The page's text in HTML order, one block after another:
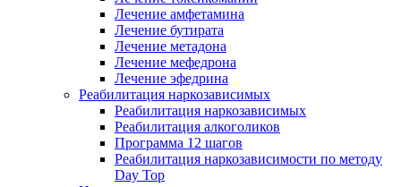
Лечение амфетамина
Лечение бутирата
Лечение метадона
Лечение мефедрона
Лечение эфедрина
Реабилитация наркозависимых
Реабилитация наркозависимых
Реабилитация алкоголиков
Программа 12 шагов
Реабилитация наркозависимости по методу
Day Top